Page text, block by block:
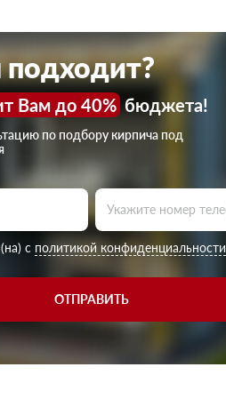
подходит?
Вам до 40% бюджета!
по подбору кирпича под
с политикой конфиденциальности
ОТПРАВИТЬ